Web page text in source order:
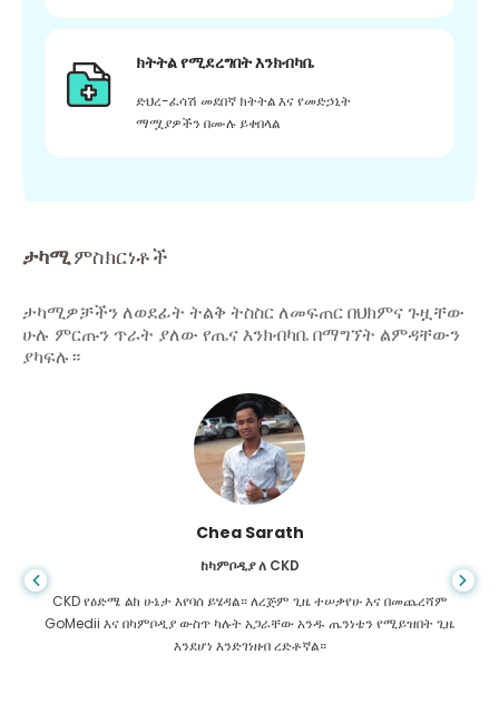
ክትትል የሚደረግበት እንክብካቤ
ድህረ-ፈሳሽ መደበኛ ክትትል እና የመድኃኒት
ማሟያዎችን በሙሉ ይቀበላል
ታካሚምስክርነቶች
ታካሚዎቻችን ለወደፊት ትልቅ ትስስር ለመፍጠር በህክምና ጉዟቸው
ሁሉ ምርጡን ጥራት ያለው የጤና እንክብካቤ በማግኘት ልምዳቸውን
ያካፍሉ።
አሪፍ ሀፊዝ
ከባንግላዴሽ ለጉበት ሲርሆሲስ
መቼም ህይወት የተሳሳተ አቅጣጫ እንደምትወስድ አታውቅም ፣ በጉበት ለኮምትሬ
ስመረመር ፣ የምሄድበት ቦታ አልነበረኝም። የእኔ ገንዘብ ያነሰ ነበር እና ምን ማድረግ
እንዳለብኝ አላውቅም ነበር. በባንግላዲሽ ካለው የ GoMedii አጋር ጋር ተገናኘሁ።